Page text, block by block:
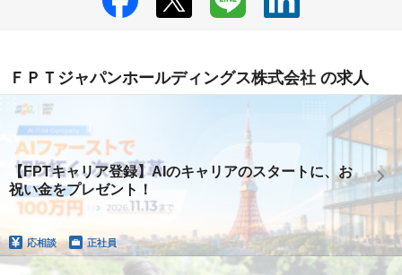
ＦＰＴジャパンホールディングス株式会社 の求人
【FPTキャリア登録】AIのキャリアのスタートに、お
祝い金をプレゼント！
応相談 正社員